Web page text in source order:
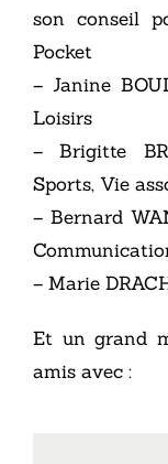
son conseil
Pocket
– Janine
Loisirs
– Brigitte
Sports, Vie
– Bernard
– Marie
Et un grand
amis avec :